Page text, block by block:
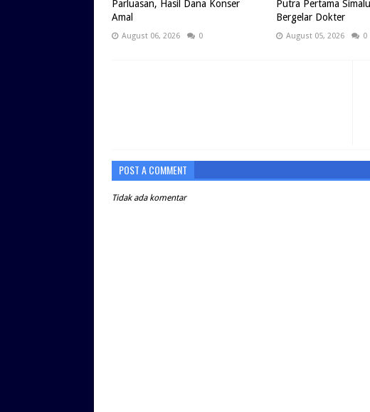
Parluasan, Hasil Dana Konser
Amal
August 06, 2026 0
Putra Pertama
Bergelar Dokter
August 05, 2026 0
POST A COMMENT
Tidak ada komentar